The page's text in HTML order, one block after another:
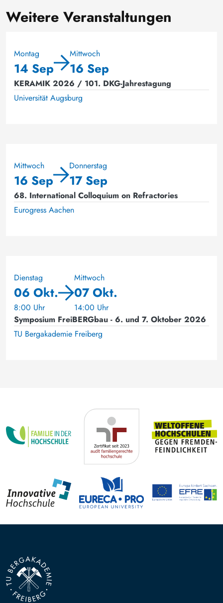
Weitere Veranstaltungen
Montag
14 Sep
Mittwoch
16 Sep
KERAMIK 2026 / 101. DKG-Jahrestagung
Universität Augsburg
Mittwoch
16 Sep
Donnerstag
17 Sep
68. International Colloquium on Refractories
Eurogress Aachen
Dienstag
06 Okt.
8:00 Uhr
Mittwoch
07 Okt.
14:00 Uhr
Symposium FreiBERGbau - 6. und 7. Oktober 2026
TU Bergakademie Freiberg